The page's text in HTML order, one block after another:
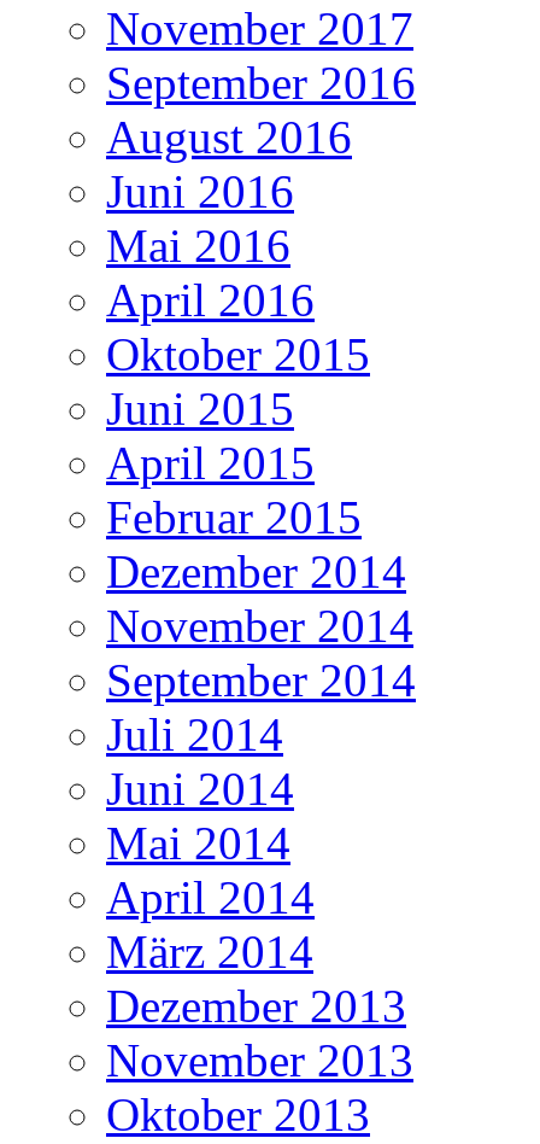
November 2017
September 2016
August 2016
Juni 2016
Mai 2016
April 2016
Oktober 2015
Juni 2015
April 2015
Februar 2015
Dezember 2014
November 2014
September 2014
Juli 2014
Juni 2014
Mai 2014
April 2014
März 2014
Dezember 2013
November 2013
Oktober 2013